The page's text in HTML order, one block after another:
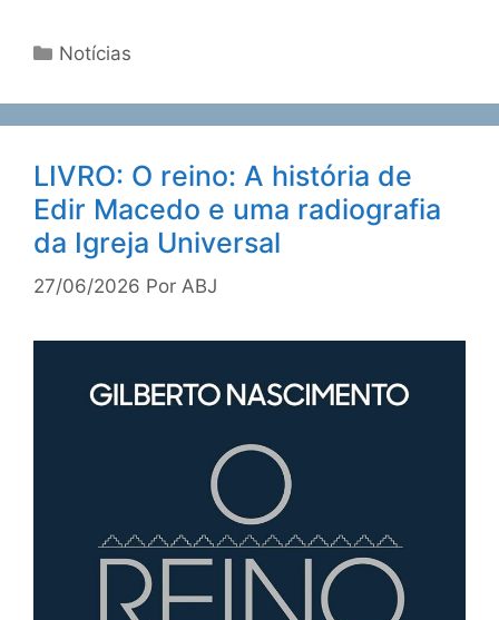
Notícias
LIVRO: O reino: A história de
Edir Macedo e uma radiografia
da Igreja Universal
27/06/2026 Por ABJ